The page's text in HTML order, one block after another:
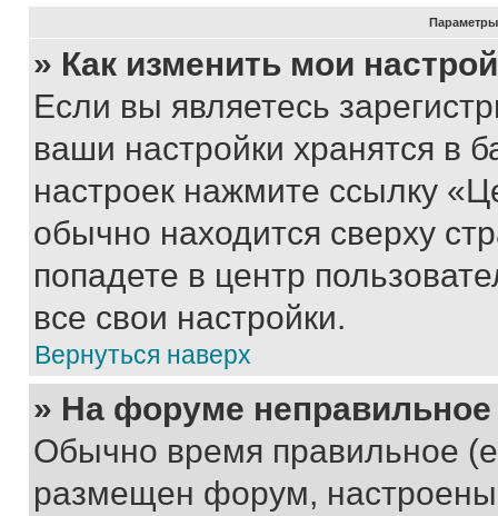
Параметры
» Как изменить мои
Если вы являетесь
ваши настройки хранятся в
настроек нажмите ссылку
обычно находится сверху
попадете в центр
все свои настройки.
Вернуться наверх
» На форуме
Обычно время правильное
размещен форум, настроены